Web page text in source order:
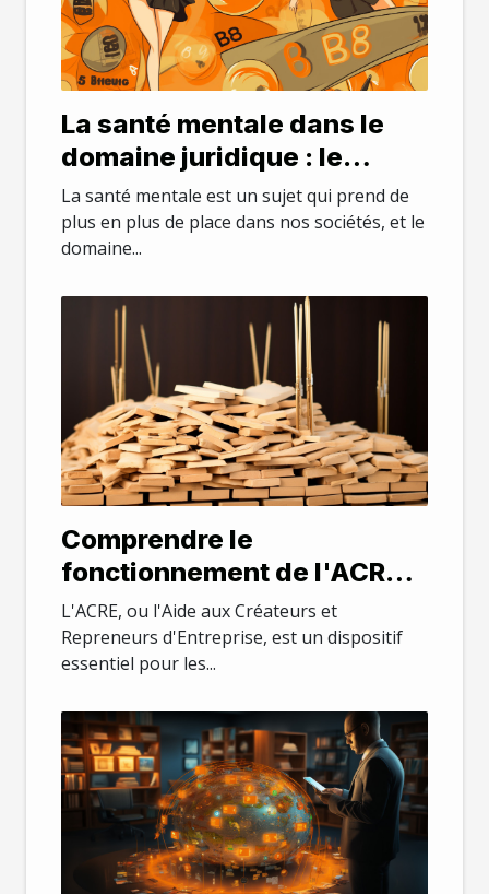
La santé mentale dans le
domaine juridique : le
stress et le burnout chez les
avocats parisiens
La santé mentale est un sujet qui prend de
plus en plus de place dans nos sociétés, et le
domaine...
Comprendre le
fonctionnement de l'ACRE
en 2021
L'ACRE, ou l'Aide aux Créateurs et
Repreneurs d'Entreprise, est un dispositif
essentiel pour les...